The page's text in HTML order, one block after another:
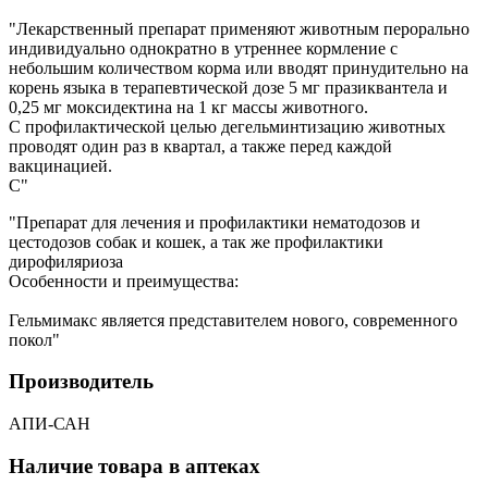
"Лекарственный препарат применяют животным перорально
индивидуально однократно в утреннее кормление с
небольшим количеством корма или вводят принудительно на
корень языка в терапевтической дозе 5 мг празиквантела и
0,25 мг моксидектина на 1 кг массы животного.
С профилактической целью дегельминтизацию животных
проводят один раз в квартал, а также перед каждой
вакцинацией.
С"
"Препарат для лечения и профилактики нематодозов и
цестодозов собак и кошек, а так же профилактики
дирофиляриоза
Особенности и преимущества:
Гельмимакс является представителем нового, современного
покол"
Производитель
АПИ-САН
Наличие товара в аптеках